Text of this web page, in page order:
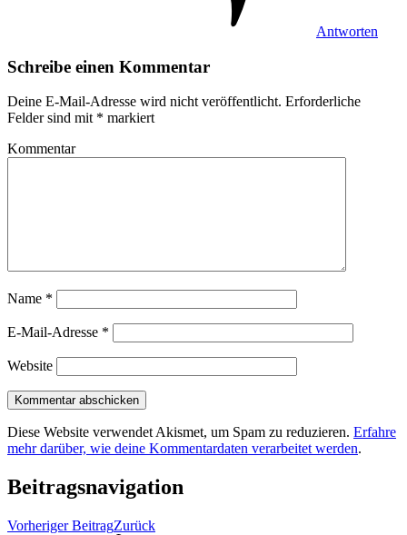
Antworten
Schreibe einen Kommentar
Deine E-Mail-Adresse wird nicht veröffentlicht. Erforderliche
Felder sind mit * markiert
Kommentar
Name *
E-Mail-Adresse *
Website
Diese Website verwendet Akismet, um Spam zu reduzieren. Erfahre
mehr darüber, wie deine Kommentardaten verarbeitet werden.
Beitragsnavigation
Vorheriger BeitragZurück